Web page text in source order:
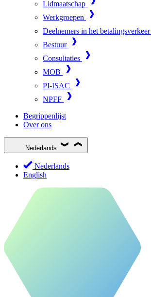
Lidmaatschap
Werkgroepen
Deelnemers in het betalingsverkeer
Bestuur
Consultaties
MOB
PI-ISAC
NPFF
Begrippenlijst
Over ons
Nederlands
Nederlands
English